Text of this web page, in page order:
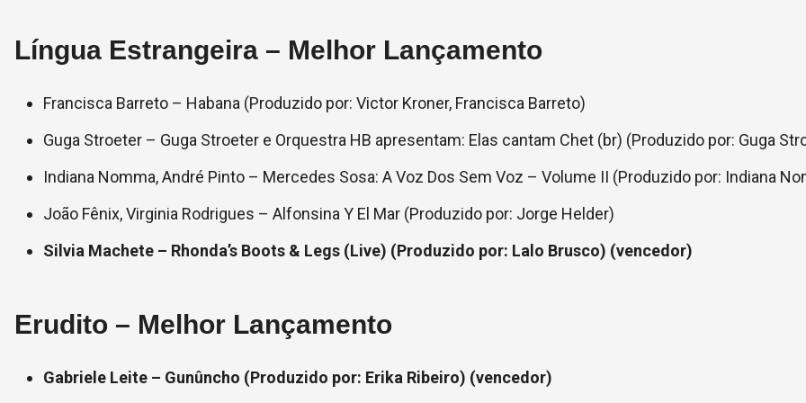
Língua Estrangeira – Melhor Lançamento
Francisca Barreto – Habana (Produzido por: Victor Kroner, Francisca Barreto)
Guga Stroeter – Guga Stroeter e Orquestra HB apresentam: Elas cantam Chet (br) (Produzido por: Guga
Indiana Nomma, André Pinto – Mercedes Sosa: A Voz Dos Sem Voz – Volume II (Produzido por: Indiana
João Fênix, Virginia Rodrigues – Alfonsina Y El Mar (Produzido por: Jorge Helder)
Silvia Machete – Rhonda’s Boots & Legs (Live) (Produzido por: Lalo Brusco) (vencedor)
Erudito – Melhor Lançamento
Gabriele Leite – Gunûncho (Produzido por: Erika Ribeiro) (vencedor)